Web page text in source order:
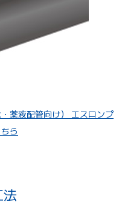
薬液配管向け） エスロンプ
ら